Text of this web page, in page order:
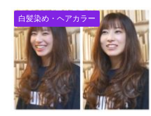
の中には「ヘナで染め
る」 という選択をされて
いる方も多いのではない
でしょうか？ 100%ヘナ
は「白髪染め」というイ
メージをお持ちの方が大
白髪染め・ヘアカラー